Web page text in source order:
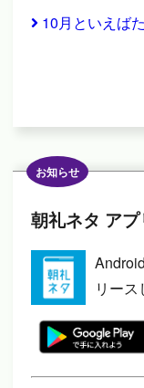
10月といえば
お知らせ
朝礼ネタ アプ
リース